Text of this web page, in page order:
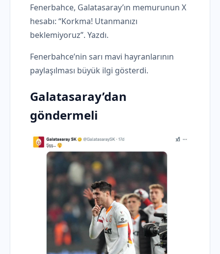
Fenerbahce, Galatasaray’ın memurunun X
hesabı: “Korkma! Utanmanızı
beklemiyoruz”. Yazdı.
Fenerbahce’nin sarı mavi hayranlarının
paylaşılması büyük ilgi gösterdi.
Galatasaray’dan
göndermeli